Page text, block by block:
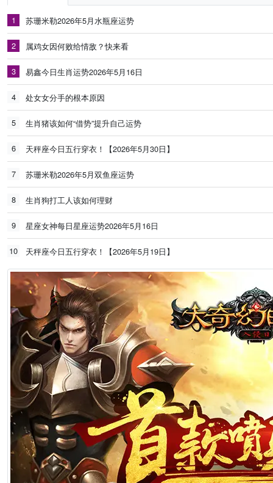
1 苏珊米勒2026年5月水瓶座运势
2 属鸡女因何败给情敌？快来看
3 易鑫今日生肖运势2026年5月16日
4 处女女分手的根本原因
5 生肖猪该如何“借势”提升自己运势
6 天秤座今日五行穿衣！【2026年5月30日】
7 苏珊米勒2026年5月双鱼座运势
8 生肖狗打工人该如何理财
9 星座女神每日星座运势2026年5月16日
10 天秤座今日五行穿衣！【2026年5月19日】